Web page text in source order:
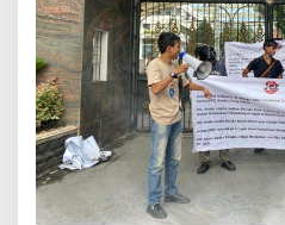
g
a
l
d
a
n
K
o
r
u